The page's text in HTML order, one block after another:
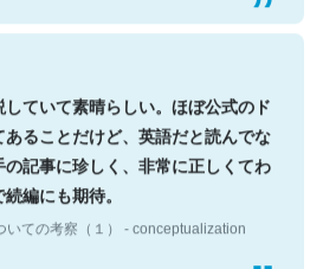
していて素晴らしい。ほぼ公式のド
ることだけど、英語だと読んでな
記事に珍しく、非常に正しくてわ
編にも期待。
いての考察（１） - conceptualization